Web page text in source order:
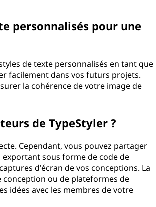
personnalisés pour une
de texte personnalisés en tant que
facilement dans vos futurs projets.
la cohérence de votre image de
de TypeStyler ?
Cependant, vous pouvez partager
sous forme de code de
d'écran de vos conceptions. La
ou de plateformes de
idées avec les membres de votre